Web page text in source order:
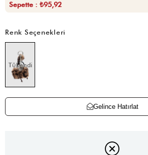
Sepette : ₺95,92
Renk Seçenekleri
Tükendi
Gelince Hatırlat